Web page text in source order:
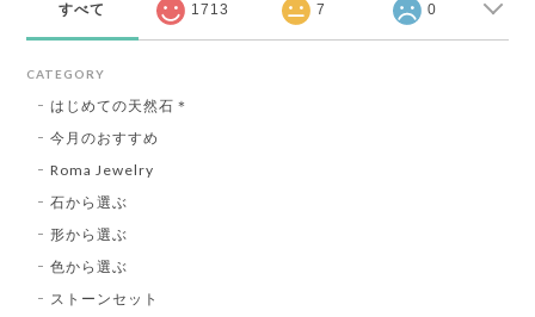
すべて 1713 7 0
CATEGORY
はじめての天然石＊
今月のおすすめ
Roma Jewelry
石から選ぶ
形から選ぶ
色から選ぶ
ストーンセット